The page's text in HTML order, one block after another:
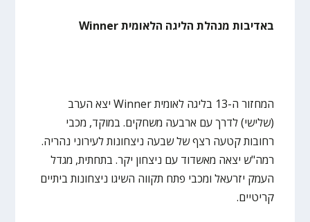
באדיבות מנהלת הליגה הלאומית Winner
המחזור ה-13 בליגה לאומית Winner יצא הערב
(שלישי) לדרך עם ארבעה משחקים. במוקד, מכבי
רחובות קטעה רצף של שבעה ניצחונות לעירוני נהריה.
רמה"ש יצאה מאשדוד עם ניצחון יקר. בתחתית, מגדל
העמק יזרעאל ומכבי פתח תקווה השיגו ניצחונות ביתיים
קריטיים.